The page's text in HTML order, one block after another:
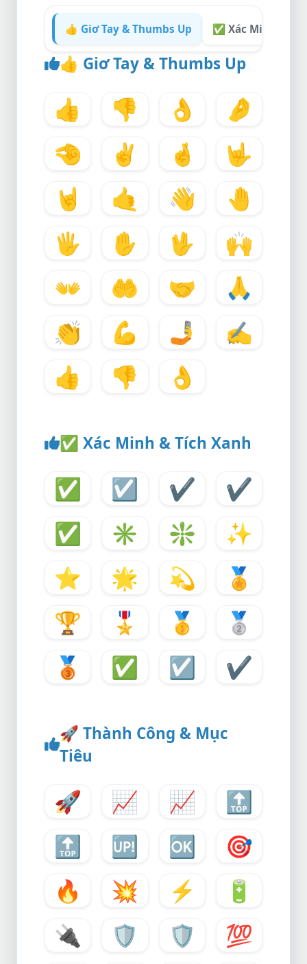
👍 Giơ Tay & Thumbs Up ✅ Xác Minh &
👍 Giơ Tay & Thumbs Up
👍 👎 👌
🤌
🤏
✌️ 🤞
🤟
🤘
🤙 👋
🤚
🖐️
✋ 🖖
🙌
👐
🤲 🤝
🙏
👏
💪 🤳
✍️
👍
👎 👌
✅ Xác Minh & Tích Xanh
✅ ☑️ ✔️
✔️
✅
✳️ ❇️
✨
⭐
🌟 💫
🏅
🏆
🎖️ 🥇
🥈
🥉
✅ ☑️ ✔️
🚀 Thành Công & Mục
Tiêu
🚀 📈 📈
🔝
🔝
🆙 🆗
🎯
🔥
💥 ⚡
🔋
🔌
🛡️ 🛡️
💯